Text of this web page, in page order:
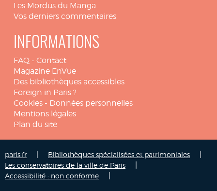
Les Mordus du Manga
Vos derniers commentaires
INFORMATIONS
FAQ - Contact
Magazine EnVue
Des bibliothèques accessibles
Foreign in Paris ?
Cookies - Données personnelles
Mentions légales
Plan du site
paris.fr Bibliothèques spécialisées et patrimoniales
Les conservatoires de la ville de Paris
Accessibilité : non conforme